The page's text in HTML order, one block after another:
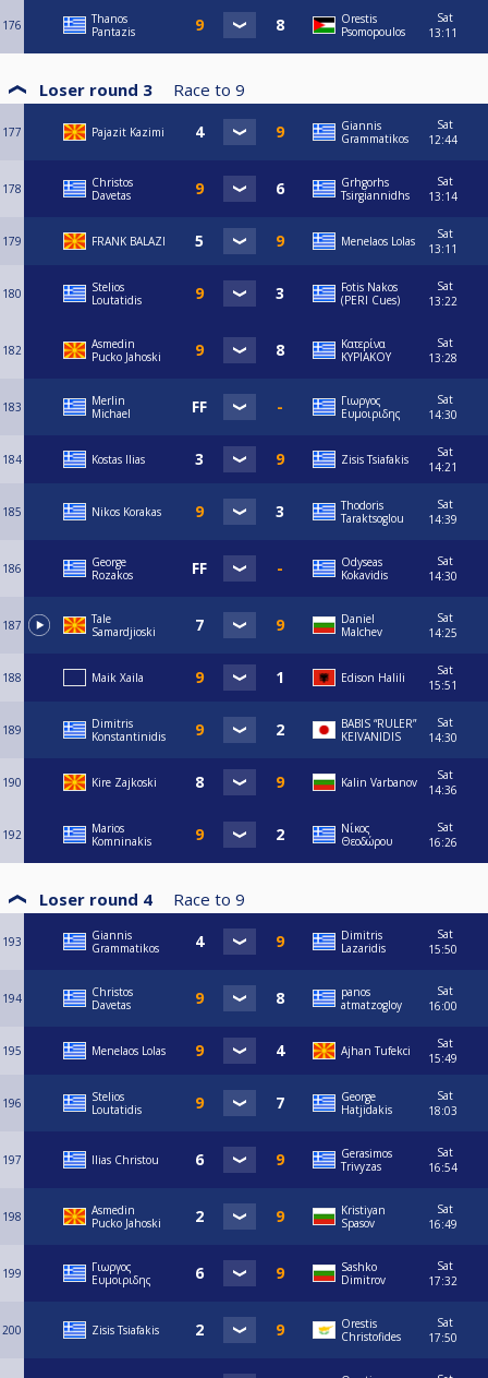
176
Thanos
Pantazis
Orestis
Psomopoulos
Sat
13:11
Loser round 3 Race to 9
177 Pajazit Kazimi
Giannis
Grammatikos
Sat
12:44
178
Christos
Davetas
Grhgorhs
Tsirgiannidhs
Sat
13:14
179 FRANK BALAZI Menelaos Lolas
Sat
13:11
180
Stelios
Loutatidis
Fotis Nakos
(PERI Cues)
Sat
13:22
182
Asmedin
Pucko Jahoski
Κατερίνα
ΚΥΡΙΑΚΟΥ
Sat
13:28
183
Merlin
Michael
Γιωργος
Ευμοιριδης
Sat
14:30
184 Kostas Ilias Zisis Tsiafakis
Sat
14:21
185 Nikos Korakas
Thodoris
Taraktsoglou
Sat
14:39
186
George
Rozakos
Odyseas
Kokavidis
Sat
14:30
187
Tale
Samardjioski
Daniel
Malchev
Sat
14:25
188 Maik Xaila Edison Halili
Sat
15:51
189
Dimitris
Konstantinidis
BABIS “RULER”
KEIVANIDIS
Sat
14:30
190 Kire Zajkoski Kalin Varbanov
Sat
14:36
192
Marios
Komninakis
Νίκος
Θεοδώρου
Sat
16:26
Loser round 4 Race to 9
193
Giannis
Grammatikos
Dimitris
Lazaridis
Sat
15:50
194
Christos
Davetas
panos
atmatzogloy
Sat
16:00
195 Menelaos Lolas Ajhan Tufekci
Sat
15:49
196
Stelios
Loutatidis
George
Hatjidakis
Sat
18:03
197 Ilias Christou
Gerasimos
Trivyzas
Sat
16:54
198
Asmedin
Pucko Jahoski
Kristiyan
Spasov
Sat
16:49
199
Γιωργος
Ευμοιριδης
Sashko
Dimitrov
Sat
17:32
200 Zisis Tsiafakis
Orestis
Christofides
Sat
17:50